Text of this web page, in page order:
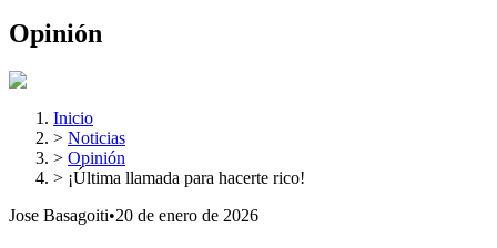
Opinión
Inicio
> Noticias
> Opinión
> ¡Última llamada para hacerte rico!
Jose Basagoiti•20 de enero de 2026